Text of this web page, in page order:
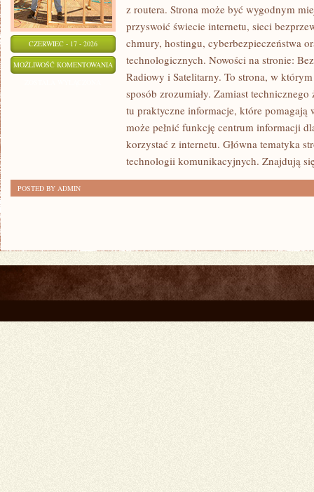
CZERWIEC - 17 - 2026
MOŻLIWOŚĆ KOMENTOWANIA CZYTELNICY
TEMACIE
z routera. Strona może być wygodnym
przyswoić świecie internetu, sieci
chmury, hostingu, cyberbezpieczeństwa
technologicznych. Nowości na stronie:
Radiowy i Satelitarny. To strona, w
sposób zrozumiały. Zamiast
tu praktyczne informacje, które pomagają
może pełnić funkcję centrum informacji
korzystać z internetu. Główna tematyka
technologii komunikacyjnych. Znajdują
POSTED BY ADMIN